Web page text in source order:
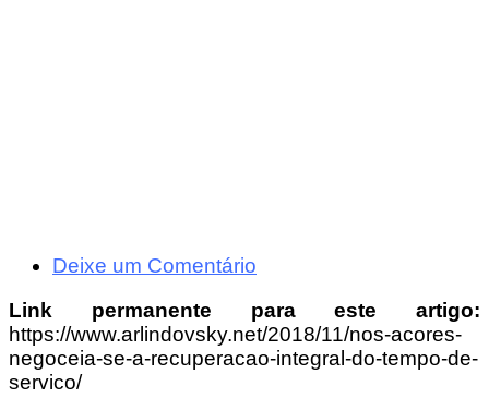
Deixe um Comentário
Link permanente para este artigo:
https://www.arlindovsky.net/2018/11/nos-acores-
negoceia-se-a-recuperacao-integral-do-tempo-de-
servico/